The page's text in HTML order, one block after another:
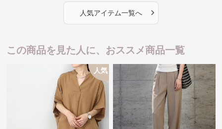
人気アイテム一覧へ ›
この商品を見た人に、おススメ商品一覧
人気